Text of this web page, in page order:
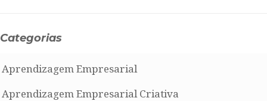
Categorias
Aprendizagem Empresarial
Aprendizagem Empresarial Criativa